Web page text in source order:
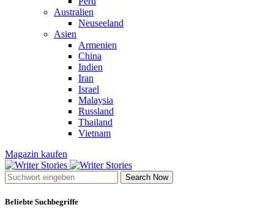
Australien
Neuseeland
Asien
Armenien
China
Indien
Iran
Israel
Malaysia
Russland
Thailand
Vietnam
Magazin kaufen
Search Now
Beliebte Suchbegriffe